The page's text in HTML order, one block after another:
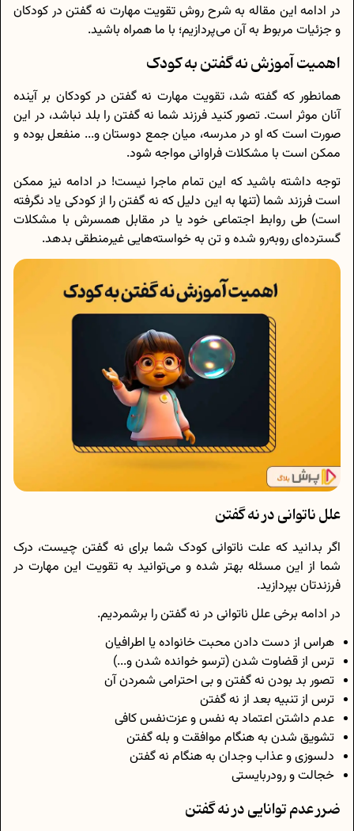
در ادامه این مقاله به شرح روش تقویت مهارت نه گفتن در کودکان
و جزئیات مربوط به آن می‌پردازیم؛ با ما همراه باشید.
اهمیت آموزش نه گفتن به کودک
همانطور که گفته شد، تقویت مهارت نه گفتن در کودکان بر آینده
آنان موثر است. تصور کنید فرزند شما نه گفتن را بلد نباشد، در این
صورت است که او در مدرسه، میان جمع دوستان و... منفعل بوده و
ممکن است با مشکلات فراوانی مواجه شود.
توجه داشته باشید که این تمام ماجرا نیست! در ادامه نیز ممکن
است فرزند شما (تنها به این دلیل که نه گفتن را از کودکی یاد نگرفته
است) طی روابط اجتماعی خود یا در مقابل همسرش با مشکلات
گسترده‌ای رو‌به‌رو شده و تن به خواسته‌هایی غیرمنطقی بدهد.
علل ناتوانی در نه گفتن
اگر بدانید که علت ناتوانی کودک شما برای نه گفتن چیست، درک
شما از این مسئله بهتر شده و می‌توانید به تقویت این مهارت در
فرزندتان بپردازید.
در ادامه برخی علل ناتوانی در نه گفتن را برشمردیم.
هراس از دست دادن محبت خانواده یا اطرافیان
ترس از قضاوت شدن (ترسو خوانده شدن و...)
تصور بد بودن نه گفتن و بی احترامی شمردن آن
ترس از تنبیه بعد از نه گفتن
عدم داشتن اعتماد به نفس و عزت‌نفس کافی
تشویق شدن به هنگام موافقت و بله گفتن
دلسوزی و عذاب وجدان به هنگام نه گفتن
خجالت و رودربایستی
ضرر عدم توانایی در نه گفتن